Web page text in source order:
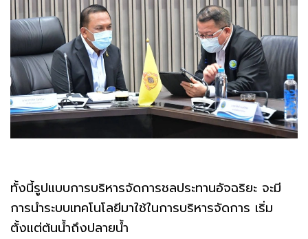
ทั้งนี้รูปแบบการบริหารจัดการชลประทานอัจฉริยะ จะมี
การนำระบบเทคโนโลยีมาใช้ในการบริหารจัดการ เริ่ม
ตั้งแต่ต้นน้ำถึงปลายน้ำ